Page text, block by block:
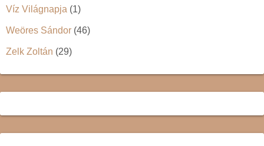
Víz Világnapja (1)
Weöres Sándor (46)
Zelk Zoltán (29)